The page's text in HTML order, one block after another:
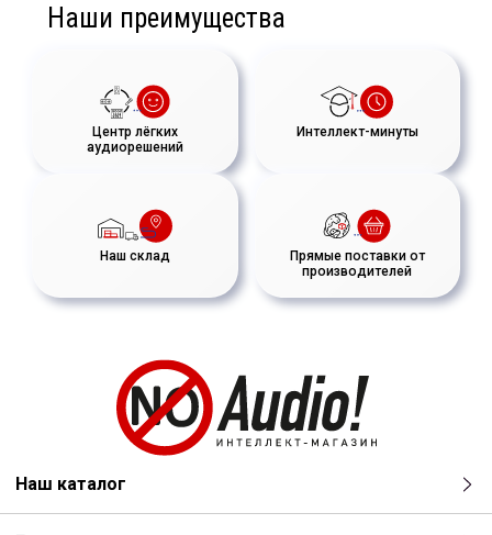
Наши преимущества
Центр лёгких
аудиорешений
Интеллект-минуты
Наш склад
Прямые поставки от
производителей
Наш каталог